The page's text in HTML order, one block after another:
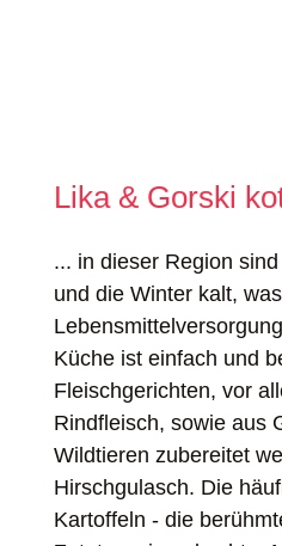
Lika & Gorski
... in dieser Region
und die Winter kalt,
Küche ist einfach und
Fleischgerichten, vor
Rindfleisch, sowie aus
Wildtieren zubereitet
Hirschgulasch. Die
Kartoffeln - die